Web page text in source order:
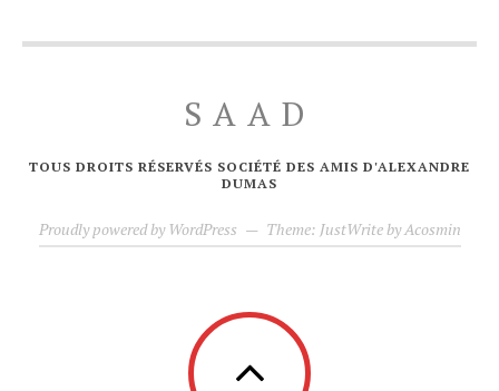
SAAD
TOUS DROITS RÉSERVÉS SOCIÉTÉ DES AMIS D'ALEXANDRE
DUMAS
Proudly powered by WordPress — Theme: JustWrite byAcosmin